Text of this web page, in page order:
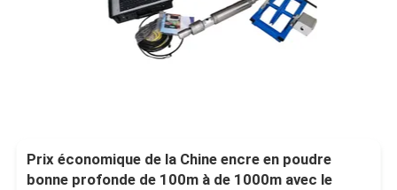
Prix économique de la Chine encre en poudre
bonne profonde de 100m à de 1000m avec le